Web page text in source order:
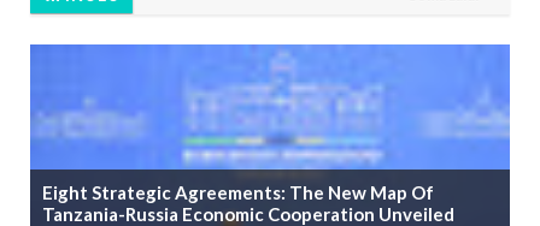
Eight Strategic Agreements: The New Map Of
Tanzania-Russia Economic Cooperation Unveiled